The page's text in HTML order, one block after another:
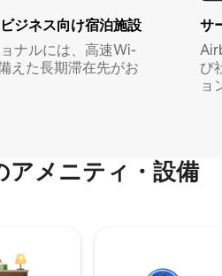
ジ⁠ネ⁠ス⁠向⁠け宿⁠泊⁠施⁠設
ナルには、高速Wi-
えた長期滞在先がお
サ
び
ョ
アメニティ・設備